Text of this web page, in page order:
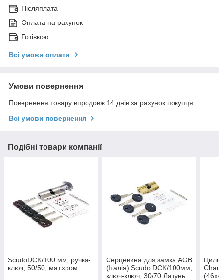
Післяплата
Оплата на рахунок
Готівкою
Всі умови оплати
Умови повернення
Повернення товару впродовж 14 днів за рахунок покупця
Всі умови повернення
Подібні товари компанії
ScudoDCK/100 мм, ручка-
ключ, 50/50, мат.хром
Серцевина для замка AGB
(Італія) Scudo DCK/100мм,
ключ-ключ, 30/70 Латунь